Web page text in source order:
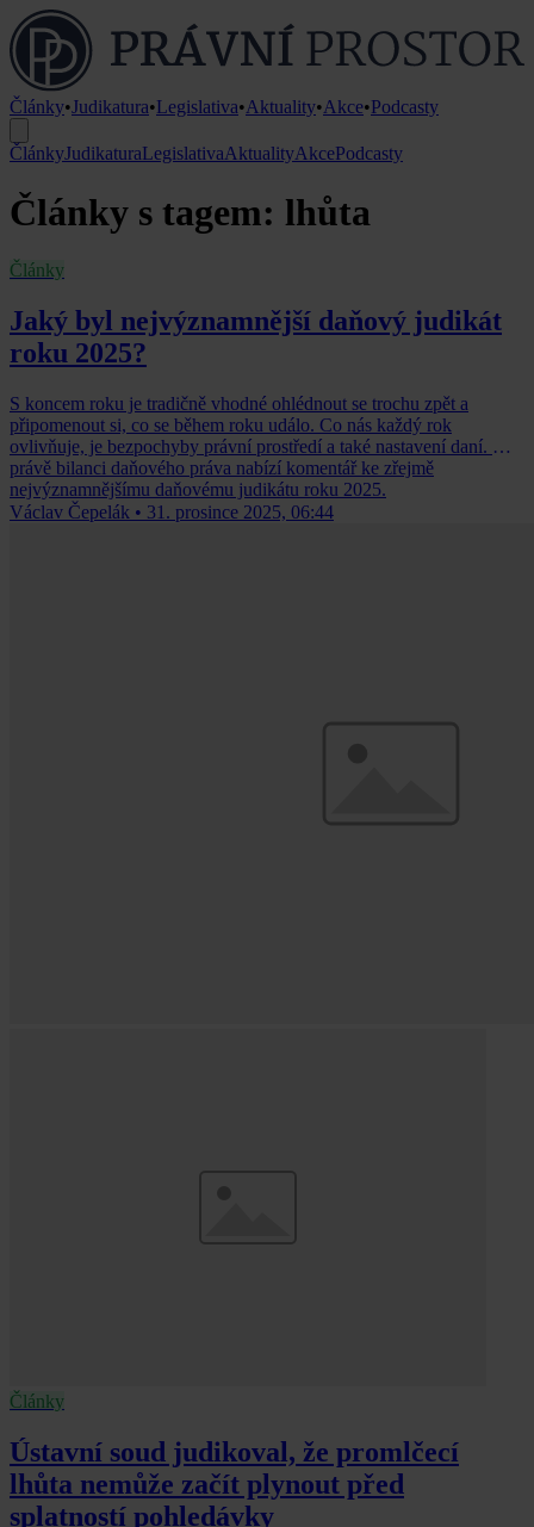
Články•Judikatura•Legislativa•Aktuality•Akce•Podcasty
ČlánkyJudikaturaLegislativaAktualityAkcePodcasty
Články s tagem: lhůta
Články
Jaký byl nejvýznamnější daňový judikát
roku 2025?
S koncem roku je tradičně vhodné ohlédnout se trochu zpět a
připomenout si, co se během roku událo. Co nás každý rok
ovlivňuje, je bezpochyby právní prostředí a také nastavení daní. A
právě bilanci daňového práva nabízí komentář ke zřejmě
nejvýznamnějšímu daňovému judikátu roku 2025.
Václav Čepelák • 31. prosince 2025, 06:44
Články
Ústavní soud judikoval, že promlčecí
lhůta nemůže začít plynout před
splatností pohledávky